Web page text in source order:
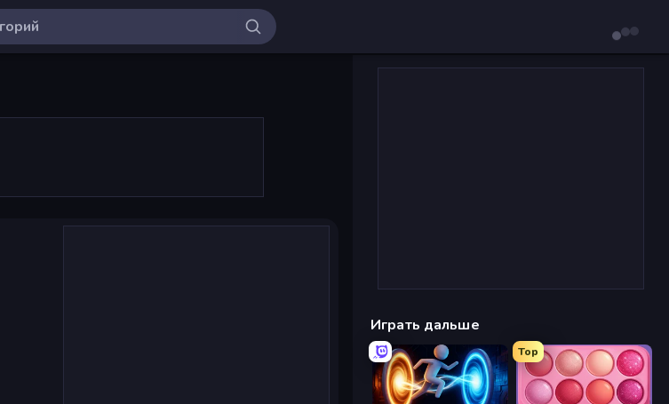
Играть дальше
Top